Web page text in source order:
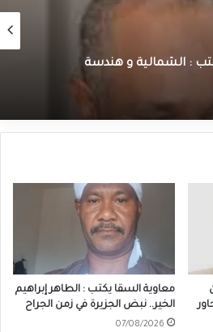
: الشمالية و هندسة
معاوية السقا يكتب : الطاهر إبراهيم
الخير.. نبض الجزيرة في زمن الجراح
07/08/2026